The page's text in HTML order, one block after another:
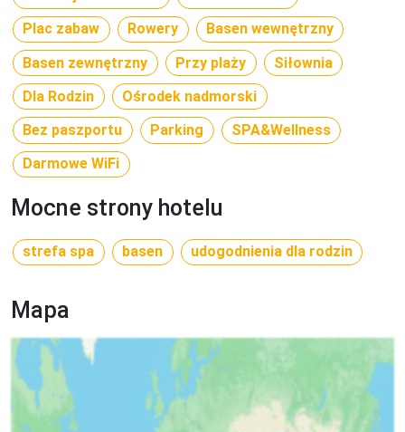
Plac zabaw
Rowery
Basen wewnętrzny
Basen zewnętrzny
Przy plaży
Siłownia
Dla Rodzin
Ośrodek nadmorski
Bez paszportu
Parking
SPA&Wellness
Darmowe WiFi
Mocne strony hotelu
strefa spa basen udogodnienia dla rodzin
Mapa